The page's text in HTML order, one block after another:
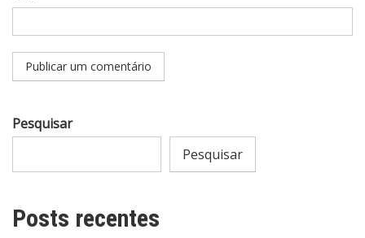
Pesquisar
Pesquisar
Posts recentes